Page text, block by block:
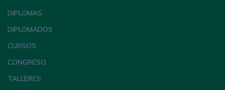
DIPLOMAS
DIPLOMADOS
CURSOS
CONGRESO
TALLERES